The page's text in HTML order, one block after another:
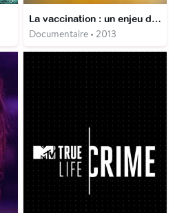
La vaccination : un enjeu de santé publique
Documentaire • 2013